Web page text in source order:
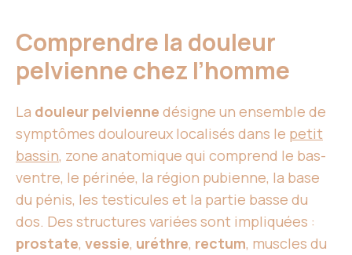
Comprendre la douleur
pelvienne chez l’homme
La douleur pelvienne désigne un ensemble de
symptômes douloureux localisés dans le petit
bassin, zone anatomique qui comprend le bas-
ventre, le périnée, la région pubienne, la base
du pénis, les testicules et la partie basse du
dos. Des structures variées sont impliquées :
prostate, vessie, uréthre, rectum, muscles du